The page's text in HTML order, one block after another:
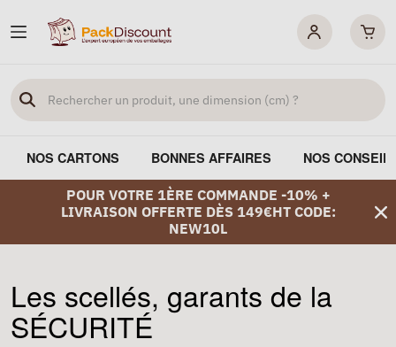
NOS CARTONS BONNES AFFAIRES NOS
POUR VOTRE 1ÈRE COMMANDE -10% +
LIVRAISON OFFERTE DÈS 149€HT CODE:
NEW10L
Les scellés, garants de la
SÉCURITÉ